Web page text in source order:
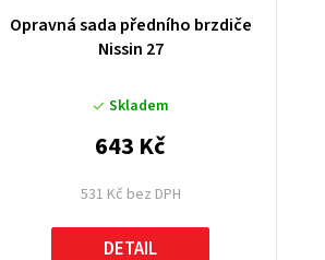
Opravná sada předního brzdiče
Nissin 27
Skladem
531 Kč bez DPH
643 Kč
DETAIL